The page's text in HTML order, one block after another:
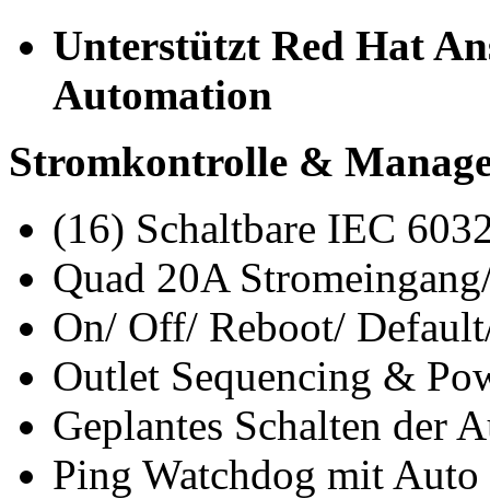
Unterstützt Red Hat
Automation
Stromkontrolle &
(16) Schaltbare IEC
Quad 20A
On/ Off/ Reboot/
Outlet Sequencing &
Geplantes Schalten der
Ping Watchdog mit Auto